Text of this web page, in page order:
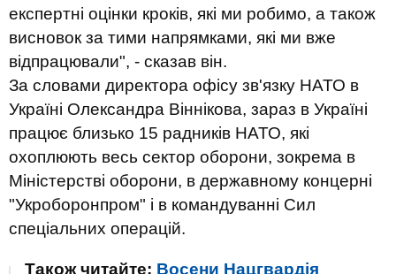
експертні оцінки кроків, які ми робимо, а також
висновок за тими напрямками, які ми вже
відпрацювали", - сказав він.
За словами директора офісу зв'язку НАТО в
Україні Олександра Віннікова, зараз в Україні
працює близько 15 радників НАТО, які
охоплюють весь сектор оборони, зокрема в
Міністерстві оборони, в державному концерні
"Укроборонпром" і в командуванні Сил
спеціальних операцій.
Також читайте: Восени Нацгвардія